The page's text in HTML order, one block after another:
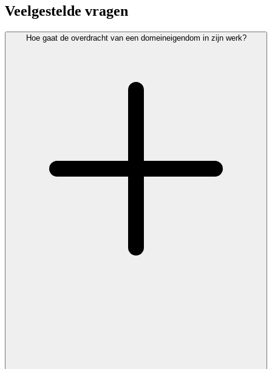
Veelgestelde vragen
Hoe gaat de overdracht van een domeineigendom in zijn werk?